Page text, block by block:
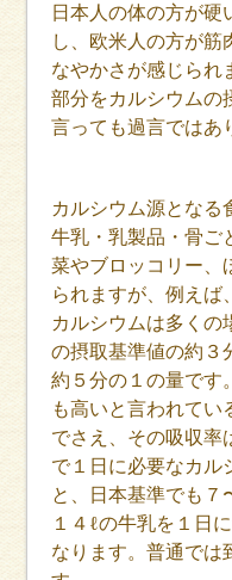
日本人の体の方が硬
し、欧米人の方が筋
なやかさが感じられ
部分をカルシウムの
言っても過言ではあ
カルシウム源となる
牛乳・乳製品・骨ご
菜やブロッコリー、
られますが、例えば
カルシウムは多く
の摂取基準値の約３
約５分の１の量です
も高いと言われてい
でさえ、その吸収率
で１日に必要なカル
と、日本基準でも７
１４ℓの牛乳を１日
なります。普通では